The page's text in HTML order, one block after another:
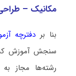
مکانیک –
بنا بر دفترچه
سنجش آموزش
رشته‌ها مجاز